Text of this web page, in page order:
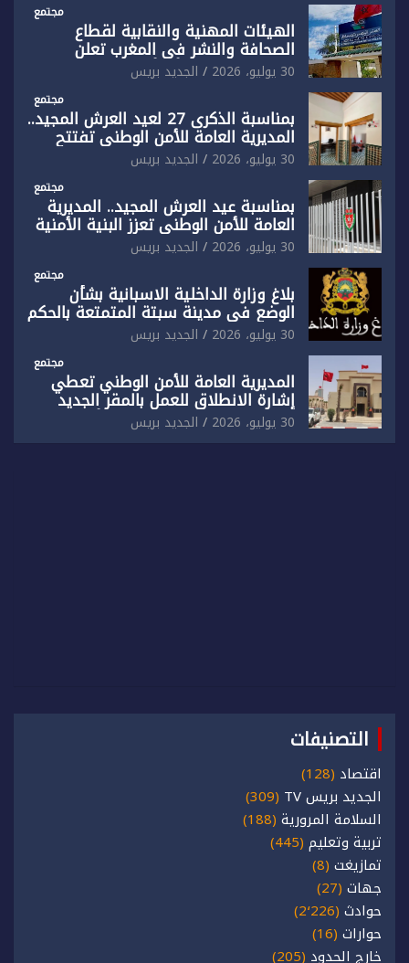
مجتمع
الهيئات المهنية والنقابية لقطاع
الصحافة والنشر في المغرب تعلن
رفضها القاطع لـ”أي أجندة انتخابية
مُعدة على مقاس سياسي ومصلحي
ضيق”
30 يوليو، 2026 الجديد بريس
مجتمع
بمناسبة الذكرى 27 لعيد العرش المجيد..
المديرية العامة للأمن الوطني تفتتح
المقر الجديد لفرقة الشرطة السياحية
بفاس
30 يوليو، 2026 الجديد بريس
مجتمع
بمناسبة عيد العرش المجيد.. المديرية
العامة للأمن الوطني تعزز البنية الأمنية
بالناظور بإحداث فرقتين جديدتين
30 يوليو، 2026 الجديد بريس
مجتمع
بلاغ وزارة الداخلية الاسبانية بشأن
الوضع في مدينة سبتة المتمتعة بالحكم
الذاتي
30 يوليو، 2026 الجديد بريس
مجتمع
المديرية العامة للأمن الوطني تعطي
إشارة الانطلاق للعمل بالمقر الجديد
للدائرة الثالثة للشرطة بولاية أمن العيون
30 يوليو، 2026 الجديد بريس
التصنيفات
اقتصاد (128)
الجديد بريس TV
(309)
السلامة المرورية (188)
تربية وتعليم (445)
تمازيغت (8)
جهات (27)
حوادث (2٬226)
حوارات (16)
خارج الحدود (205)